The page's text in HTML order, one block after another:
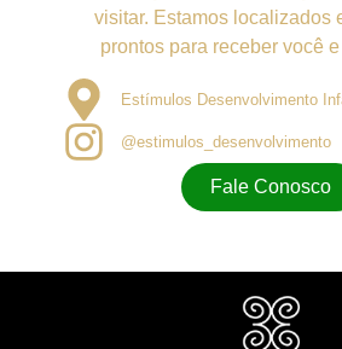
visitar. Estamos localizados
prontos para receber você
Estímulos Desenvolvimento
@estimulos_desenvolvimento
Fale Conosco